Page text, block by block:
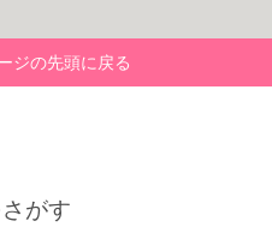
ジの先頭に戻る
がす